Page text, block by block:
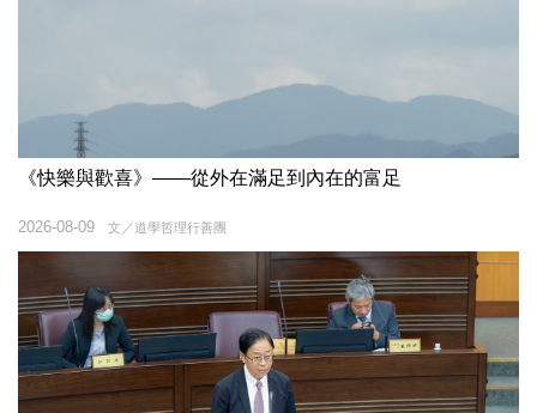
《快樂與歡喜》——從外在滿足到內在的富足
文／道學哲理⾏善團
2026-08-09